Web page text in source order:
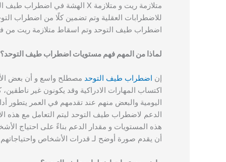
متلازمة ريت و متلازمة X الهشة في اضطراب طيف التوحد،
للاضطرابات العقلية وتم تضمين كلًا من اضطراب
اضطراب طيف التوحد وتم اسقاط متلازمة ريت من
لماذا من المهم فهم مستويات اضطراب طيف التوحد؟
إن اضطراب طيف التوحد مصطلح واسع و أن بعض
اكتساب المهارات الادراكية وقد يكونون غير
اليومية والبعض منهم عند تقدمهم في العمر يتطور
هذه المستويات و مقدار الدعم بناءً على احتياج
أن يقدم صورة أوضح لـ قدرات الأشخاص